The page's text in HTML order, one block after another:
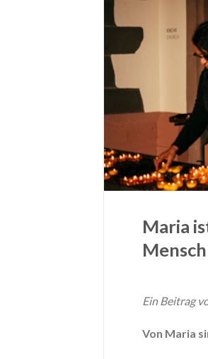
Maria
Ein Beitrag
Von Maria